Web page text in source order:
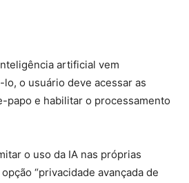
artificial vem
o usuário deve acessar as
papo e habilitar o processamento
o uso da IA nas próprias
“privacidade avançada de